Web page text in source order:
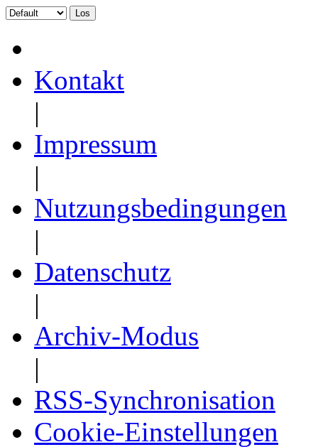
Kontakt
|
Impressum
|
Nutzungsbedingungen
|
Datenschutz
|
Archiv-Modus
|
RSS-Synchronisation
Cookie-Einstellungen